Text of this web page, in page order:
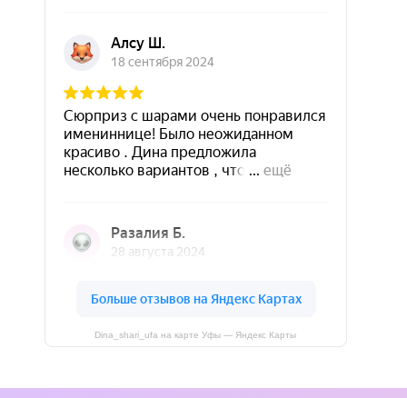
Dina_shari_ufa на карте Уфы — Яндекс Карты